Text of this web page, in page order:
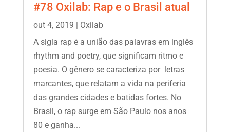
#78 Oxilab: Rap e o Brasil atual
out 4, 2019 | Oxilab
A sigla rap é a união das palavras em inglês
rhythm and poetry, que significam ritmo e
poesia. O gênero se caracteriza por letras
marcantes, que relatam a vida na periferia
das grandes cidades e batidas fortes. No
Brasil, o rap surge em São Paulo nos anos
80 e ganha...